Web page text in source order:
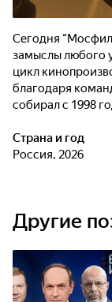
Сегодня
замыслы любого
цикл
благодаря
собирал с 1998
выдающийся
"Мосфильме" - от
Страна и год
Россия, 2026
Другие